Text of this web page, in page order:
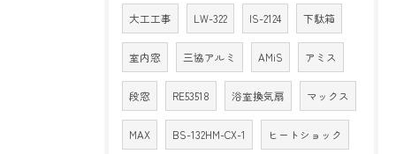
大工工事 LW-322 IS-2124 下駄箱
室内窓 三協アルミ AMiS アミス
段窓 RE53518 浴室換気扇 マックス
MAX BS-132HM-CX-1 ヒートショック